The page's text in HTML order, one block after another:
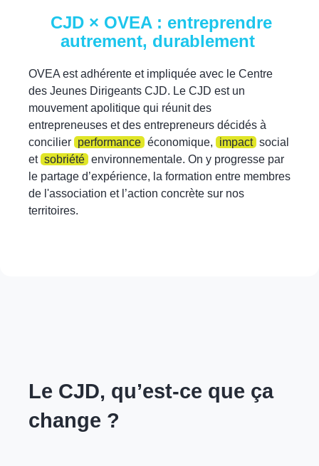
CJD × OVEA : entreprendre
autrement, durablement
OVEA est adhérente et impliquée avec le Centre
des Jeunes Dirigeants CJD. Le CJD est un
mouvement apolitique qui réunit des
entrepreneuses et des entrepreneurs décidés à
concilier performance économique, impact social
et sobriété environnementale. On y progresse par
le partage d’expérience, la formation entre membres
de l'association et l’action concrète sur nos
territoires.
Le CJD, qu’est-ce que ça
change ?